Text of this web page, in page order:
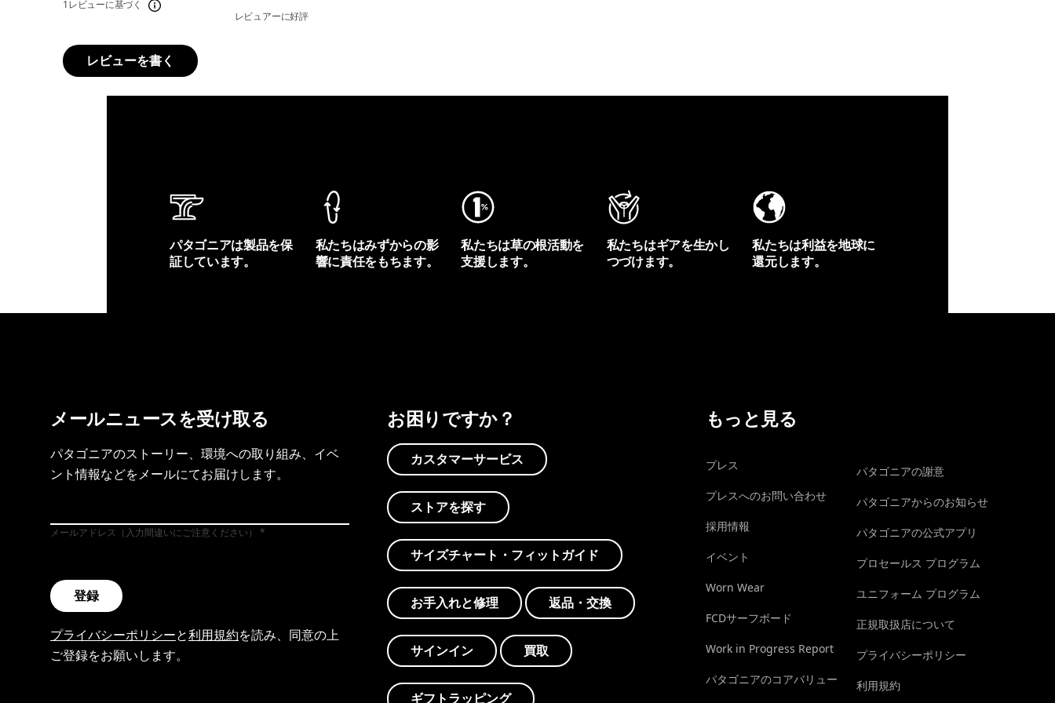
1レビューに基づく
レビュアーに好評
レビューを書く
パタゴニアは製品を保
証しています。
私たちはみずからの影
響に責任をもちます。
私たちは草の根活動を
支援します。
私たちはギアを生かし
つづけます。
私たちは利益を地球に
還元します。
メールニュースを受け取る
パタゴニアのストーリー、環境への取り組み、イベ
ント情報などをメールにてお届けします。
メールアドレス（入力間違いにご注意ください）
登録
プライバシーポリシーと利用規約を読み、同意の上
ご登録をお願いします。
お困りですか？
カスタマーサービス
ストアを探す
サイズチャート・フィットガイド
お手入れと修理 返品・交換
サインイン 買取
ギフトラッピング
もっと見る
プレス
プレスへのお問い合わせ
採用情報
イベント
Worn Wear
FCDサーフボード
Work in Progress Report
パタゴニアのコアバリュー
パタゴニアの謝意
パタゴニアからのお知らせ
パタゴニアの公式アプリ
プロセールス プログラム
ユニフォーム プログラム
正規取扱店について
プライバシーポリシー
利用規約